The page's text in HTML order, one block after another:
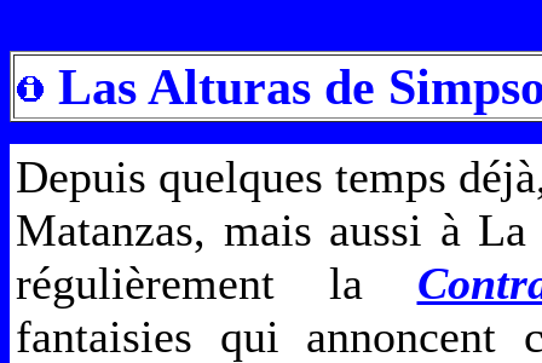
Las Alturas de
Depuis quelques temps
Matanzas, mais aussi à
régulièrement la
fantaisies qui annoncent